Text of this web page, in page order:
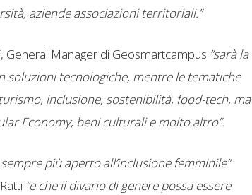
aziende associazioni territoriali.”
General Manager di Geosmartcampus ”sarà la
soluzioni tecnologiche, mentre le tematiche
inclusione, sostenibilità, food-tech, ma
Economy, beni culturali e molto altro”.
più aperto all’inclusione femminile”
”e che il divario di genere possa essere